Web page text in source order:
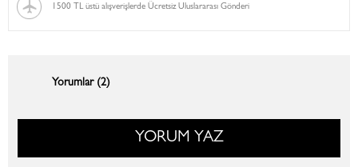
1500 TL üstü alışverişlerde Ücretsiz Uluslararası Gönderi
Yorumlar (2)
YORUM YAZ